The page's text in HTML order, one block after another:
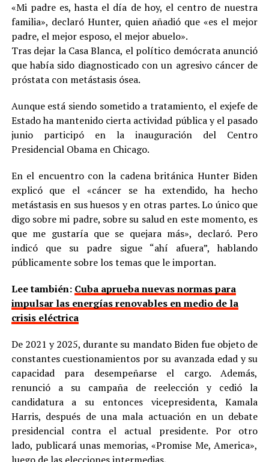
«Mi padre es, hasta el día de hoy, el centro de nuestra
familia», declaró Hunter, quien añadió que «es el mejor
padre, el mejor esposo, el mejor abuelo».
Tras dejar la Casa Blanca, el político demócrata anunció
que había sido diagnosticado con un agresivo cáncer de
próstata con metástasis ósea.
Aunque está siendo sometido a tratamiento, el exjefe de
Estado ha mantenido cierta actividad pública y el pasado
junio participó en la inauguración del Centro
Presidencial Obama en Chicago.
En el encuentro con la cadena británica Hunter Biden
explicó que el «cáncer se ha extendido, ha hecho
metástasis en sus huesos y en otras partes. Lo único que
digo sobre mi padre, sobre su salud en este momento, es
que me gustaría que se quejara más», declaró. Pero
indicó que su padre sigue “ahí afuera”, hablando
públicamente sobre los temas que le importan.
Lee también: Cuba aprueba nuevas normas para
impulsar las energías renovables en medio de la
crisis eléctrica
De 2021 y 2025, durante su mandato Biden fue objeto de
constantes cuestionamientos por su avanzada edad y su
capacidad para desempeñarse el cargo. Además,
renunció a su campaña de reelección y cedió la
candidatura a su entonces vicepresidenta, Kamala
Harris, después de una mala actuación en un debate
presidencial contra el actual presidente. Por otro
lado, publicará unas memorias, «Promise Me, America»,